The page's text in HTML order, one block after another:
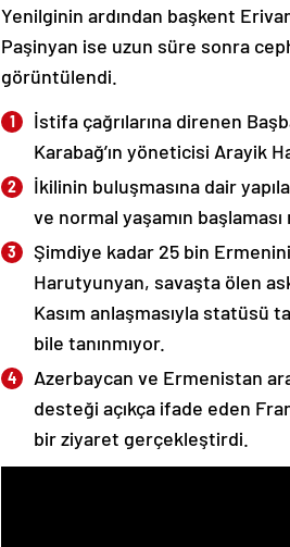
Yenilginin ardından başkent
Paşinyan ise uzun süre sonra
görüntülendi.
İstifa çağrılarına direnen
Karabağ’ın yöneticisi Arayik
İkilinin buluşmasına dair
ve normal yaşamın başlaması
Şimdiye kadar 25 bin
Harutyunyan, savaşta ölen
Kasım anlaşmasıyla statüsü
bile tanınmıyor.
Azerbaycan ve Ermenistan
desteği açıkça ifade eden
bir ziyaret gerçekleştirdi.